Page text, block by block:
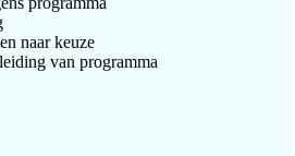
naar keuze
van programma